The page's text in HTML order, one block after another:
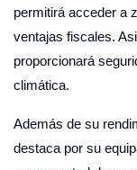
permitirá acceder a
ventajas fiscales.
proporcionará
climática.
Además de su
destaca por su